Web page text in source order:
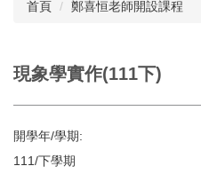
首頁 鄭喜恒老師開設課程
現象學實作(111下)
開學年/學期:
111/下學期